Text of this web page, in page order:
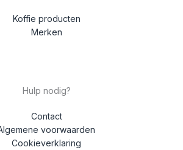
Koffie producten
Merken
Hulp nodig?
Contact
voorwaarden
Cookieverklaring